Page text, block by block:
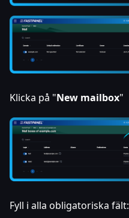
Klicka på "New mailbox"
Fyll i alla obligatoriska fält: